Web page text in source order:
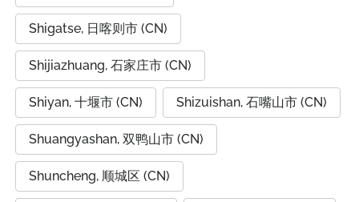
Shigatse, 日喀则市 (CN)
Shijiazhuang, 石家庄市 (CN)
Shiyan, 十堰市 (CN) Shizuishan, 石嘴山市 (CN)
Shuangyashan, 双鸭山市 (CN)
Shuncheng, 顺城区 (CN)